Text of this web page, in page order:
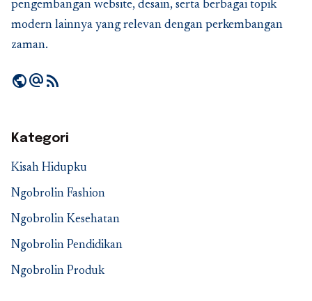
pengembangan website, desain, serta berbagai topik
modern lainnya yang relevan dengan perkembangan
zaman.
publicalternate_emailrss_feed
Kategori
Kisah Hidupku
Ngobrolin Fashion
Ngobrolin Kesehatan
Ngobrolin Pendidikan
Ngobrolin Produk